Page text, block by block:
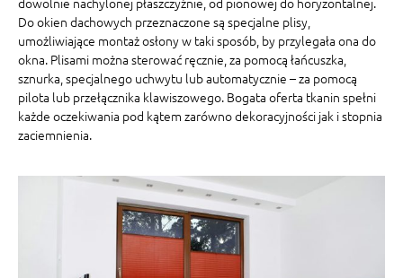
Do okien dachowych przeznaczone są specjalne plisy,
umożliwiające montaż osłony w taki sposób, by przylegała ona do
okna. Plisami można sterować ręcznie, za pomocą łańcuszka,
sznurka, specjalnego uchwytu lub automatycznie – za pomocą
pilota lub przełącznika klawiszowego. Bogata oferta tkanin spełni
każde oczekiwania pod kątem zarówno dekoracyjności jak i stopnia
zaciemnienia.